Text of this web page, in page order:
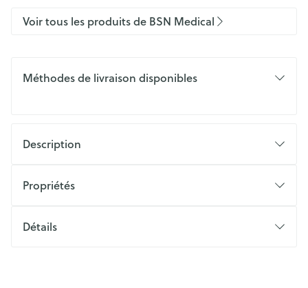
Voir tous les produits de BSN Medical
Méthodes de livraison disponibles
Description
Propriétés
Détails